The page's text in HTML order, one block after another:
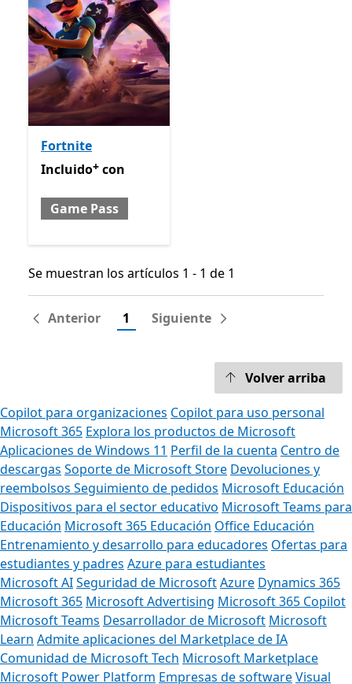
Fortnite
Incluido con Game Pass
Incluido+ con
Game Pass
Se muestran los artículos 1 - 1 de 1
Se muestran los artículos 1 - 1 de 1
Anterior 1 Siguiente
Volver arriba
Copilot para organizaciones Copilot para uso personal
Microsoft 365 Explora los productos de Microsoft
Aplicaciones de Windows 11 Perfil de la cuenta Centro de
descargas Soporte de Microsoft Store Devoluciones y
reembolsos Seguimiento de pedidos Microsoft Educación
Dispositivos para el sector educativo Microsoft Teams para
Educación Microsoft 365 Educación Office Educación
Entrenamiento y desarrollo para educadores Ofertas para
estudiantes y padres Azure para estudiantes
Microsoft AISeguridad de MicrosoftAzure Dynamics 365
Microsoft 365 Microsoft Advertising Microsoft 365 Copilot
Microsoft Teams Desarrollador de Microsoft Microsoft
Learn Admite aplicaciones del Marketplace de IA
Comunidad de Microsoft Tech Microsoft Marketplace
Microsoft Power Platform Empresas de softwareVisual